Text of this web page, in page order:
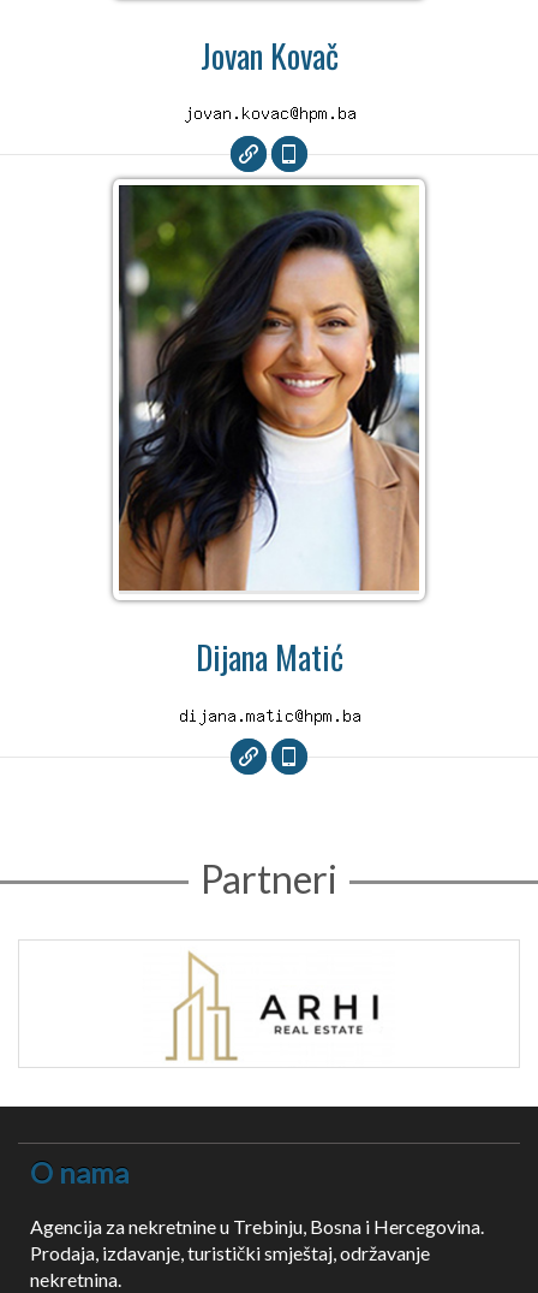
Jovan Kovač
Dijana Matić
Partneri
O nama
Agencija za nekretnine u Trebinju, Bosna i Hercegovina.
Prodaja, izdavanje, turistički smještaj, održavanje
nekretnina.